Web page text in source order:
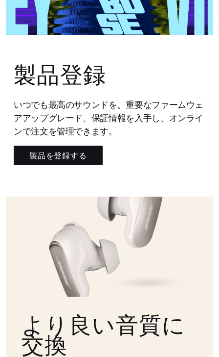
製品登録
いつでも最高のサウンドを。重要なファームウェ
アアップグレード、保証情報を入手し、オンライ
ンで注文を管理できます。
製品を登録する
より良い音質に
交換